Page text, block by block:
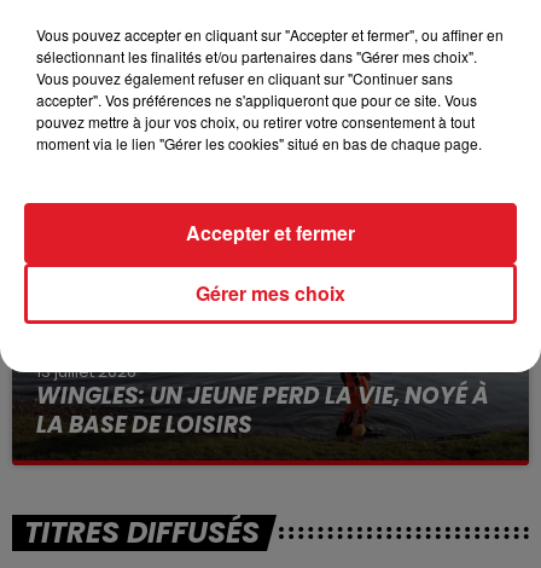
15 juillet 2026
BÉTHUNE: ENQUÊTE POUR HOMICIDE
VOLONTAIRE EN COURS, APRÈS LA...
Selon les premiers éléments, le logement servait
13 juillet 2026
WINGLES: UN JEUNE PERD LA VIE, NOYÉ À
LA BASE DE LOISIRS
La victime a coulé à pic
TITRES DIFFUSÉS
Vous pouvez accepter en cliquant sur "Accepter et fermer", ou affiner en
sélectionnant les finalités et/ou partenaires dans "Gérer mes choix".
Vous pouvez également refuser en cliquant sur "Continuer sans
accepter". Vos préférences ne s'appliqueront que pour ce site. Vous
pouvez mettre à jour vos choix, ou retirer votre consentement à tout
moment via le lien "Gérer les cookies" situé en bas de chaque page.
Gérer mes choix
Accepter et fermer